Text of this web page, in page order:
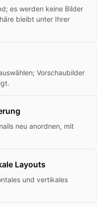
es werden keine Bilder
bleibt unter Ihrer
Vorschaubilder
neu anordnen, mit
Layouts
und vertikales